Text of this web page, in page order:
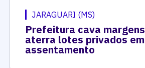
assentamento